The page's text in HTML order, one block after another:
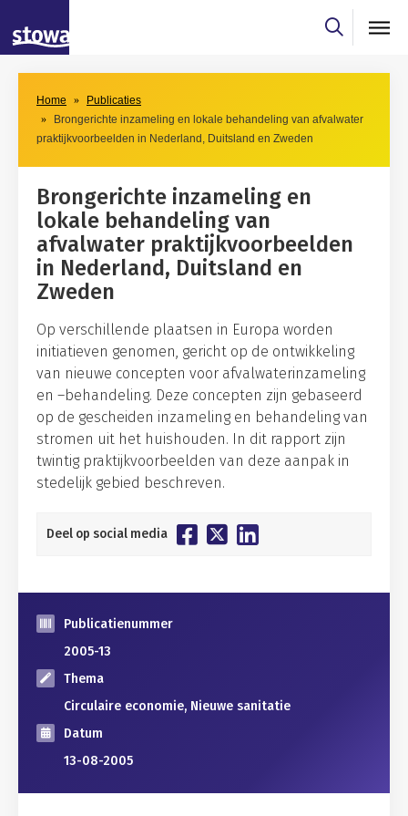
Skip to main content
Skip to main nav
Home
Publicaties
Brongerichte inzameling en lokale behandeling van afvalwater
praktijkvoorbeelden in Nederland, Duitsland en Zweden
Brongerichte inzameling en
lokale behandeling van
afvalwater praktijkvoorbeelden
in Nederland, Duitsland en
Zweden
Op verschillende plaatsen in Europa worden
initiatieven genomen, gericht op de ontwikkeling
van nieuwe concepten voor afvalwaterinzameling
en –behandeling. Deze concepten zijn gebaseerd
op de gescheiden inzameling en behandeling van
stromen uit het huishouden. In dit rapport zijn
twintig praktijkvoorbeelden van deze aanpak in
stedelijk gebied beschreven.
Deel op social media
Publicatienummer
2005-13
Thema
Circulaire economie, Nieuwe sanitatie
Datum
13-08-2005